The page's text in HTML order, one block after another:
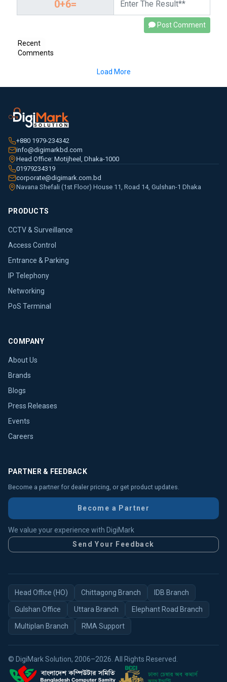
Post Comment
Recent
Comments
Load More
+880 1979-234342
info@digimarkbd.com
Head Office: Motijheel, Dhaka-1000
01979234319
corporate@digimark.com.bd
Navana Shefali (1st Floor) House 11, Road 14, Gulshan-1 Dhaka
PRODUCTS
CCTV & Surveillance
Access Control
Entrance & Parking
IP Telephony
Networking
PoS Terminal
COMPANY
About Us
Brands
Blogs
Press Releases
Events
Careers
PARTNER & FEEDBACK
Become a partner for dealer pricing, or get product updates.
Become a Partner
We value your experience with DigiMark
Send Your Feedback
Head Office (HO) Chittagong Branch IDB Branch
Gulshan Office Uttara Branch Elephant Road Branch
Multiplan Branch RMA Support
© DigiMark Solution, 2006–2026. All Rights Reserved.